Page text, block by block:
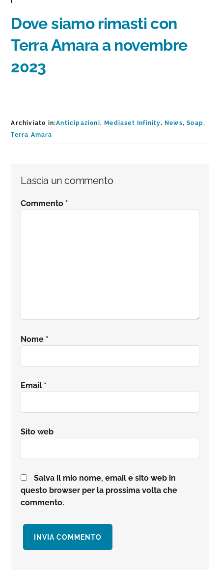
Dove siamo rimasti con
Terra Amara a novembre
2023
Archiviato in:Anticipazioni, Mediaset Infinity, News,Soap,
Terra Amara
Interazioni
del
Lascia un commento
Commento *
Nome *
Email *
Sito web
Salva il mio nome, email e sito web in
questo browser per la prossima volta che
commento.